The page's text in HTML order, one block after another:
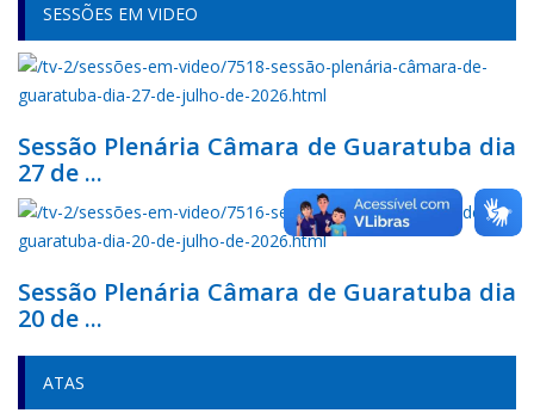
SESSÕES EM VIDEO
Sessão Plenária Câmara de Guaratuba dia
27 de ...
Sessão Plenária Câmara de Guaratuba dia
20 de ...
ATAS